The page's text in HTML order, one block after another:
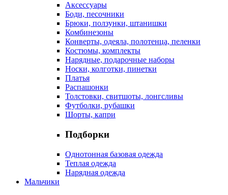
Аксессуары
Боди, песочники
Брюки, ползунки, штанишки
Комбинезоны
Конверты, одеяла, полотенца, пеленки
Костюмы, комплекты
Нарядные, подарочные наборы
Носки, колготки, пинетки
Платья
Распашонки
Толстовки, свитшоты, лонгсливы
Футболки, рубашки
Шорты, капри
Подборки
Однотонная базовая одежда
Теплая одежда
Нарядная одежда
Мальчики